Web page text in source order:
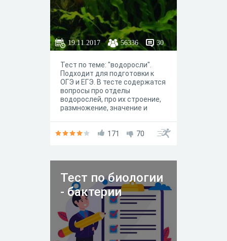
19.11.2017 56336 30
Тест по теме: "водоросли".
Подходит для подготовки к
ОГЭ и ЕГЭ. В тесте содержатся
вопросы про отделы
водорослей, про их строение,
размножение, значение и
171 70
Тест по биологии
- бактерии